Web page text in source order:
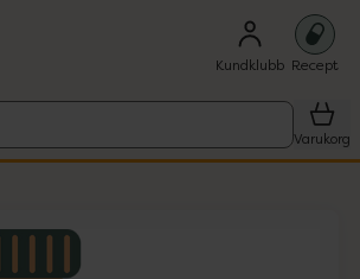
Kundklubb Recept
Varukorg
1 objekt.